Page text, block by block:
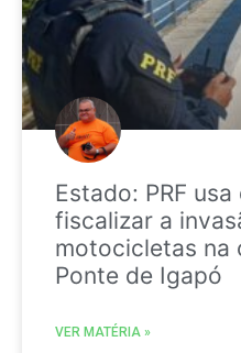
Estado: PRF
fiscalizar a
motocicletas na
Ponte de Igapó
VER MATÉRIA »